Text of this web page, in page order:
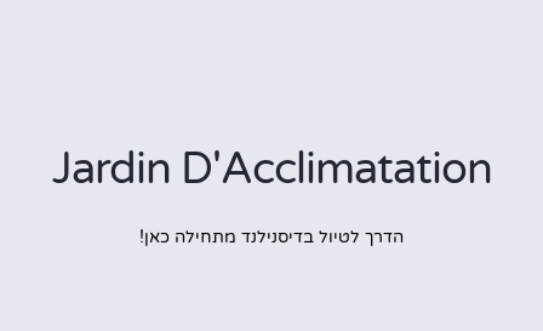
Jardin D'Acclimatation
הדרך לטיול בדיסנילנד מתחילה כאן!